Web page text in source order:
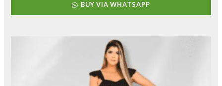
BUY VIA WHATSAPP